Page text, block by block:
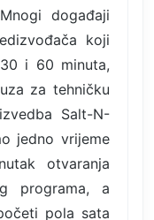
događaji
koji
i 60 minuta,
za tehničku
Salt-N-
jedno vrijeme
otvaranja
programa, a
pola sata